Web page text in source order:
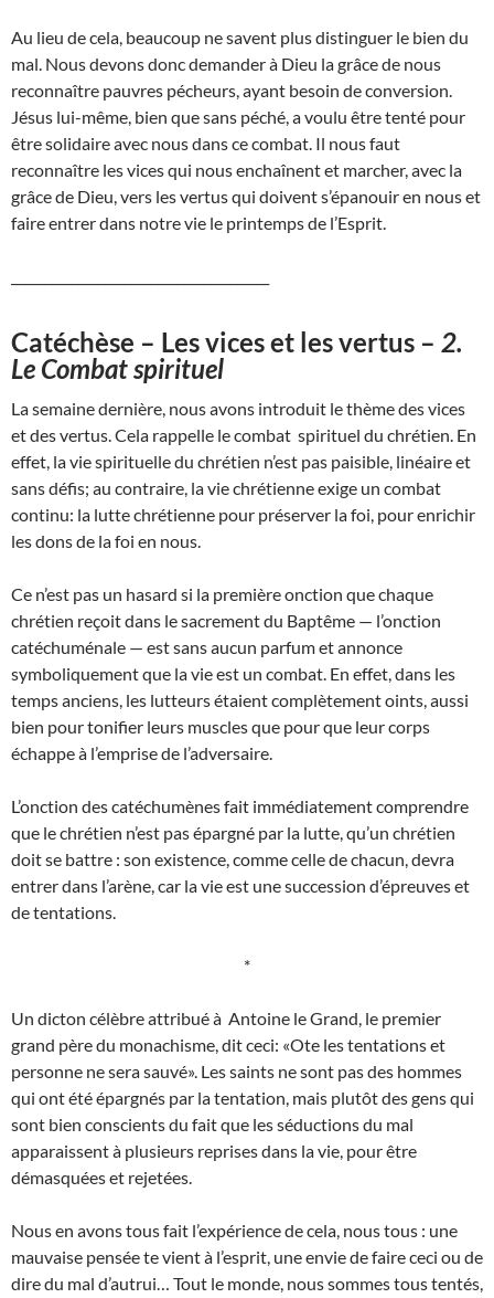
Au lieu de cela, beaucoup ne savent plus distinguer le bien du
mal. Nous devons donc demander à Dieu la grâce de nous
reconnaître pauvres pécheurs, ayant besoin de conversion.
Jésus lui-même, bien que sans péché, a voulu être tenté pour
être solidaire avec nous dans ce combat. Il nous faut
reconnaître les vices qui nous enchaînent et marcher, avec la
grâce de Dieu, vers les vertus qui doivent s’épanouir en nous et
faire entrer dans notre vie le printemps de l’Esprit.
Catéchèse – Les vices et les vertus – 2.
Le Combat spirituel
La semaine dernière, nous avons introduit le thème des vices
et des vertus. Cela rappelle le combat spirituel du chrétien. En
effet, la vie spirituelle du chrétien n’est pas paisible, linéaire et
sans défis; au contraire, la vie chrétienne exige un combat
continu: la lutte chrétienne pour préserver la foi, pour enrichir
les dons de la foi en nous.
Ce n’est pas un hasard si la première onction que chaque
chrétien reçoit dans le sacrement du Baptême — l’onction
catéchuménale — est sans aucun parfum et annonce
symboliquement que la vie est un combat. En effet, dans les
temps anciens, les lutteurs étaient complètement oints, aussi
bien pour tonifier leurs muscles que pour que leur corps
échappe à l’emprise de l’adversaire.
L’onction des catéchumènes fait immédiatement comprendre
que le chrétien n’est pas épargné par la lutte, qu’un chrétien
doit se battre : son existence, comme celle de chacun, devra
entrer dans l’arène, car la vie est une succession d’épreuves et
de tentations.
*
Un dicton célèbre attribué à Antoine le Grand, le premier
grand père du monachisme, dit ceci: «Ote les tentations et
personne ne sera sauvé». Les saints ne sont pas des hommes
qui ont été épargnés par la tentation, mais plutôt des gens qui
sont bien conscients du fait que les séductions du mal
apparaissent à plusieurs reprises dans la vie, pour être
démasquées et rejetées.
Nous en avons tous fait l’expérience de cela, nous tous : une
mauvaise pensée te vient à l’esprit, une envie de faire ceci ou de
dire du mal d’autrui… Tout le monde, nous sommes tous tentés,